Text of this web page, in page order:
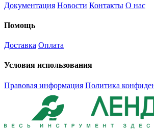
Документация Новости Контакты О нас
Помощь
Доставка Оплата
Условия использования
Правовая информация Политика